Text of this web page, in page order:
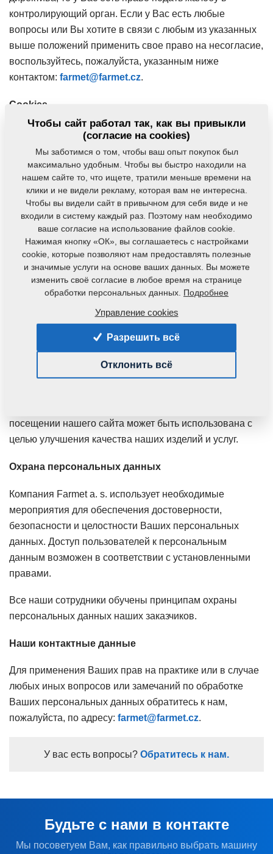
контролирующий орган. Если у Вас есть любые
вопросы или Вы хотите в связи с любым из указанных
выше положений применить свое право на несогласие,
воспользуйтесь, пожалуйста, указанным ниже
контактом: farmet@farmet.cz.
Cookies
На данном сайте используются файлы Cookies. Файл
Cookie - это небольшой файл, который записывается
на компьютер при посещении сайта. Принцип
использования файлов Cookies состоит в том, чтобы
предоставить пользователям дополнительные функции
на сайте. Например, они могут быть использованы для
того, чтобы помогли Вам эффективнее просматривать
сайт, позволить Вам вернуться на сайт, с которого Вы
вышли и/или запомнить Ваши приоритеты при
просмотре сайтов. Файлы Cookies не могут считывать,
изменять или редактировать любые иные данные в
Программы третьих сторон
На данном сайте используются программы третьих
сторон. Они помогают нам анализировать, в каком
посещении нашего сайта может быть использована с
целью улучшения качества наших изделий и услуг.
Охрана персональных данных
Компания Farmet a. s. использует необходимые
мероприятия для обеспечения достоверности,
безопасности и целостности Ваших персональных
данных. Доступ пользователей к персональным
данным возможен в соответствии с установленными
правами.
Все наши сотрудники обучены принципам охраны
персональных данных наших заказчиков.
Наши контактные данные
Для применения Ваших прав на практике или в случае
любых иных вопросов или замечаний по обработке
Ваших персональных данных обратитесь к нам,
пожалуйста, по адресу: farmet@farmet.cz.
У вас есть вопросы? Обратитесь к нам.
Будьте с нами в контакте
Мы посоветуем Вам, как правильно выбрать машину
Чтобы сайт работал так, как вы привыкли
(согласие на cookies)
Мы заботимся о том, чтобы ваш опыт покупок был
максимально удобным. Чтобы вы быстро находили на
нашем сайте то, что ищете, тратили меньше времени на
клики и не видели рекламу, которая вам не интересна.
Чтобы вы видели сайт в привычном для себя виде и не
входили в систему каждый раз. Поэтому нам необходимо
ваше согласие на использование файлов cookie.
Нажимая кнопку «ОК», вы соглашаетесь с настройками
cookie, которые позволяют нам предоставлять полезные
и значимые услуги на основе ваших данных. Вы можете
изменить своё согласие в любое время на странице
обработки персональных данных. Подробнее
Управление cookies
Разрешить всё
Отклонить всё